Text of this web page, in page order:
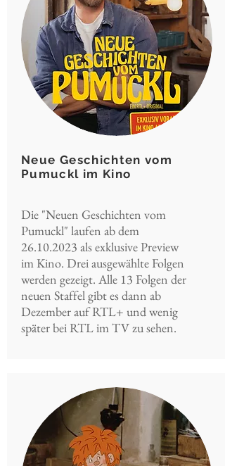
Neue Geschichten vom
Pumuckl im Kino
Die "Neuen Geschichten vom
Pumuckl" laufen ab dem
26.10.2023 als exklusive Preview
im Kino. Drei ausgewählte Folgen
werden gezeigt. Alle 13 Folgen der
neuen Staffel gibt es dann ab
Dezember auf RTL+ und wenig
später bei RTL im TV zu sehen.